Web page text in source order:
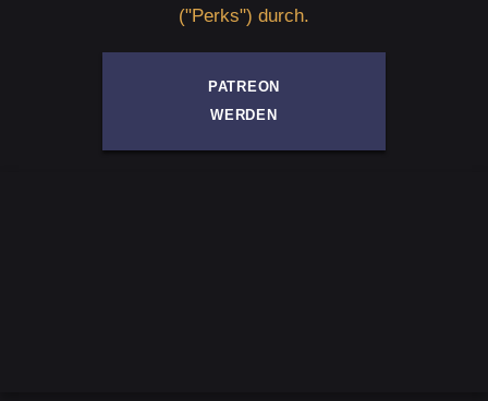
("Perks") durch.
PATREON
WERDEN